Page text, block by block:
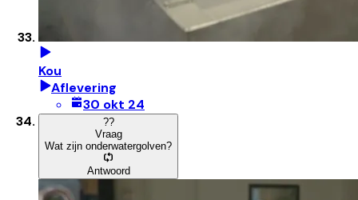
Kou
Aflevering
30 okt 24
??
Vraag
Wat zijn onderwatergolven?
Antwoord